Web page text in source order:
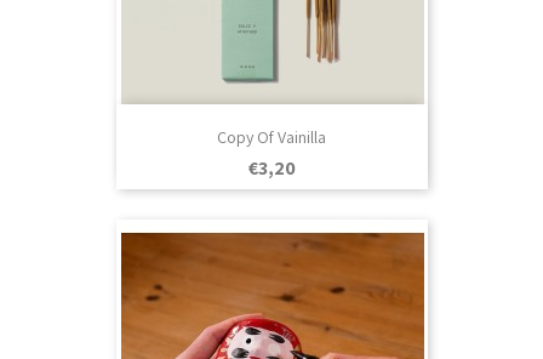
Copy Of Vainilla
Prezo
€3,20